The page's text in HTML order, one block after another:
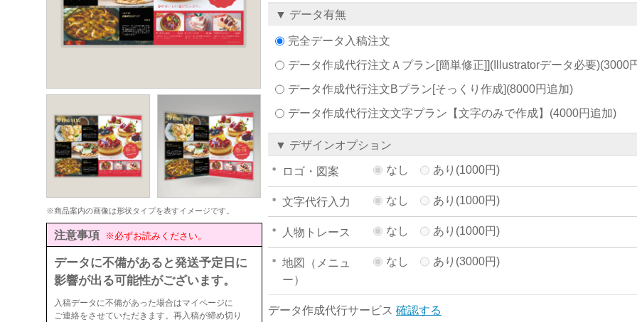
※商品案内の画像は形状タイプを表すイメージです。
注意事項 ※必ずお読みください。
データに不備があると発送予定日に
影響が出る可能性がございます。
入稿データに不備があった場合はマイページに
ご連絡をさせていただきます。再入稿が締め切り
▼ データ有無
完全データ入稿注文
データ作成代行注文Ａプラン[簡単修正]](Illustratorデータ必要)(3000
データ作成代行注文Bプラン[そっくり作成](8000円追加)
データ作成代行注文文字プラン【文字のみで作成】 (4000円追加)
▼ デザインオプション
ロゴ・図案 なし あり(1000円)
文字代行入力 なし あり(1000円)
人物トレース なし あり(1000円)
地図（メニュ
ー）
なし あり(3000円)
データ作成代行サービス 確認する